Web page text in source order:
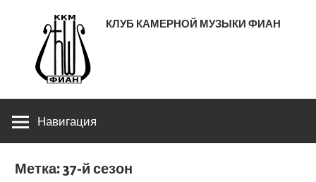
содержимому
КЛУБ КАМЕРНОЙ МУЗЫКИ ФИАН
ЛЕНИНСКИЙ ПРОСПЕКТ 53
Навигация
Метка:37-й сезон